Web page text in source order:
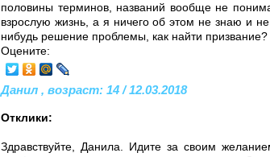
половины терминов, названий вообще не
взрослую жизнь, а я ничего об этом не знаю и
нибудь решение проблемы, как найти призвание?
Оцените:
Данил , возраст: 14 / 12.03.2018
Отклики:
Здравствуйте, Данила. Идите за своим